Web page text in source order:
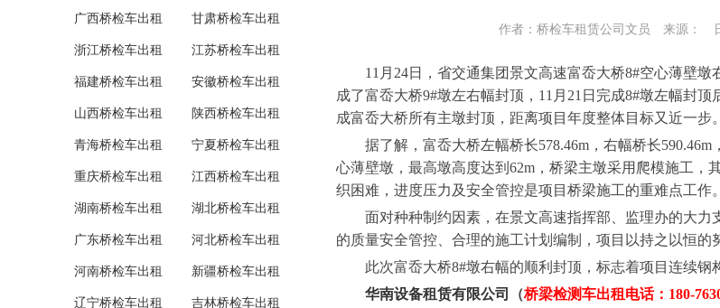
广西桥检车出租 甘肃桥检车出租
浙江桥检车出租 江苏桥检车出租
福建桥检车出租 安徽桥检车出租
山西桥检车出租 陕西桥检车出租
青海桥检车出租 宁夏桥检车出租
重庆桥检车出租 江西桥检车出租
湖南桥检车出租 湖北桥检车出租
广东桥检车出租 河北桥检车出租
河南桥检车出租 新疆桥检车出租
辽宁桥检车出租 吉林桥检车出租
作者：桥检车租赁公司文员 来源：
11月24日，省交通集团景文高速富岙大桥8#空心薄壁墩
成了富岙大桥9#墩左右幅封顶，11月21日完成8#墩左幅封
成富岙大桥所有主墩封顶，距离项目年度整体目标又近一步。
据了解，富岙大桥左幅桥长578.46m，右幅桥长590.46m
心薄壁墩，最高墩高度达到62m，桥梁主墩采用爬模施工，
织困难，进度压力及安全管控是项目桥梁施工的重难点工作。
面对种种制约因素，在景文高速指挥部、监理办的大力
的质量安全管控、合理的施工计划编制，项目以持之以恒的
此次富岙大桥8#墩右幅的顺利封顶，标志着项目连续钢
华南设备租赁有限公司
（桥梁检测车出租电话：180-